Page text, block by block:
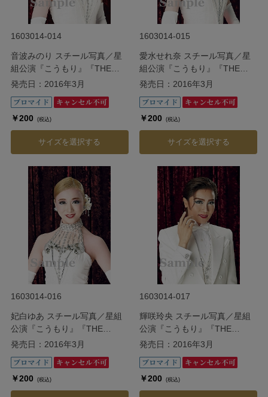
1603014-014
音波みのり スチール写真／星
組公演『こうもり』『THE
ENTERTAINER!』
発売日：2016年3月
￥200 (税込)
サイズを選択する
1603014-015
愛水せれ奈 スチール写真／星
組公演『こうもり』『THE
ENTERTAINER!』
発売日：2016年3月
￥200 (税込)
サイズを選択する
1603014-016
妃白ゆあ スチール写真／星組
公演『こうもり』『THE
ENTERTAINER!』
発売日：2016年3月
￥200 (税込)
1603014-017
輝咲玲央 スチール写真／星組
公演『こうもり』『THE
ENTERTAINER!』
発売日：2016年3月
￥200 (税込)